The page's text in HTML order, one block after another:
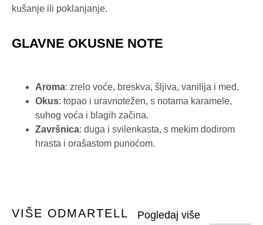
kušanje ili poklanjanje.
GLAVNE OKUSNE NOTE
Aroma: zrelo voće, breskva, šljiva, vanilija i med.
Okus: topao i uravnotežen, s notama karamele,
suhog voća i blagih začina.
Završnica: duga i svilenkasta, s mekim dodirom
hrasta i orašastom punoćom.
VIŠE ODMARTELL